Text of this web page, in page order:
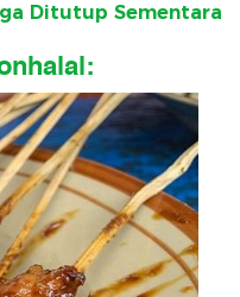
Ditutup Sementara